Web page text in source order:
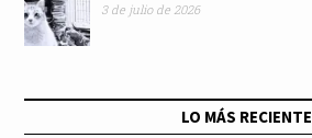
3 de julio de 2026
LO MÁS RECIENTE